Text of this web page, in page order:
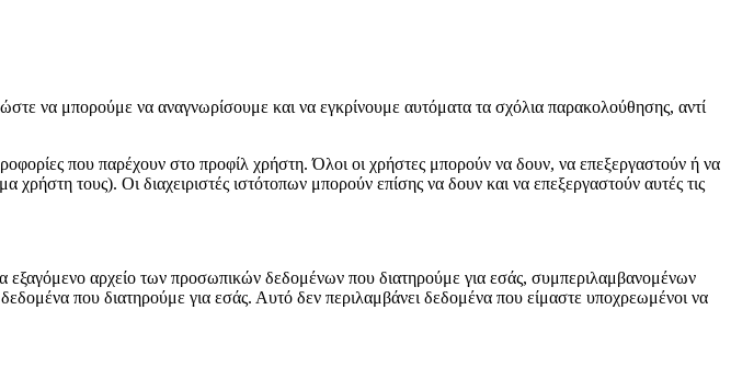
να μπορούμε να αναγνωρίσουμε και να εγκρίνουμε αυτόματα τα σχόλια παρακολούθησης, αντί
που παρέχουν στο προφίλ χρήστη. Όλοι οι χρήστες μπορούν να δουν, να επεξεργαστούν ή να
τους). Οι διαχειριστές ιστότοπων μπορούν επίσης να δουν και να επεξεργαστούν αυτές τις
εξαγόμενο αρχείο των προσωπικών δεδομένων που διατηρούμε για εσάς, συμπεριλαμβανομένων
που διατηρούμε για εσάς. Αυτό δεν περιλαμβάνει δεδομένα που είμαστε υποχρεωμένοι να